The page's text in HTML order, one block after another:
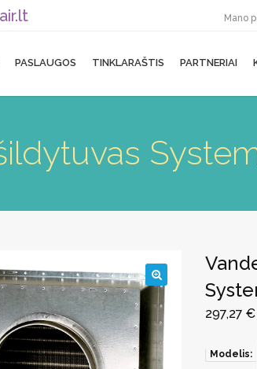
Mano
PASLAUGOS TINKLARAŠTIS PARTNERIAI
297,27 €
Modelis: